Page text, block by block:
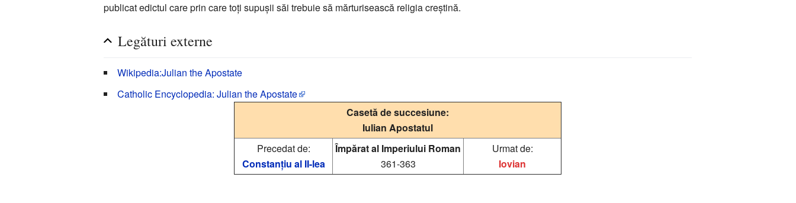
publicat edictul care prin care toți supușii săi trebuie să mărturisească religia creștină.
Legături externe
Wikipedia:Julian the Apostate
Catholic Encyclopedia: Julian the Apostate
Casetă de succesiune:
Iulian Apostatul
Precedat de:
Constanțiu al II-lea
Împărat al Imperiului Roman
361-363
Urmat de:
Iovian